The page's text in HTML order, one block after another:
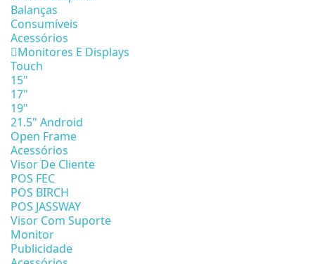
Balanças
Consumíveis
Acessórios
Monitores E Displays
Touch
15"
17"
19"
21.5" Android
Open Frame
Acessórios
Visor De Cliente
POS FEC
POS BIRCH
POS JASSWAY
Visor Com Suporte
Monitor
Publicidade